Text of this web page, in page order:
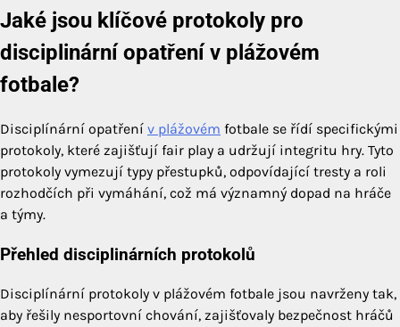
Jaké jsou klíčové protokoly pro
disciplinární opatření v plážovém
fotbale?
Disciplínární opatření v plážovém fotbale se řídí specifickými
protokoly, které zajišťují fair play a udržují integritu hry. Tyto
protokoly vymezují typy přestupků, odpovídající tresty a roli
rozhodčích při vymáhání, což má významný dopad na hráče
a týmy.
Přehled disciplinárních protokolů
Disciplínární protokoly v plážovém fotbale jsou navrženy tak,
aby řešily nesportovní chování, zajišťovaly bezpečnost hráčů